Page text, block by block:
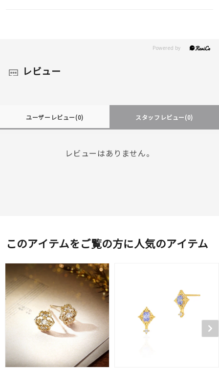
レビュー
ユーザーレビュー(0) スタッフレビュー(0)
レビューはありません。
このアイテムをご覧の方に人気のアイテム